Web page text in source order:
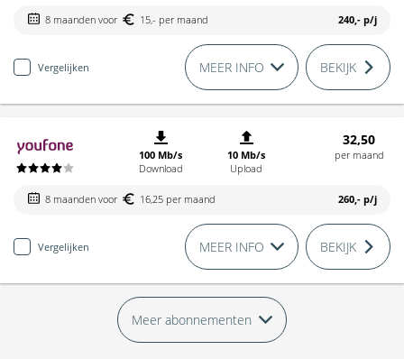
8 maanden voor 15,- per maand 240,- p/j
Vergelijken MEER INFO BEKIJK
100 Mb/s
Download
10 Mb/s
Upload
32,50
per maand
8 maanden voor 16,25 per maand 260,- p/j
Vergelijken MEER INFO BEKIJK
Meer abonnementen